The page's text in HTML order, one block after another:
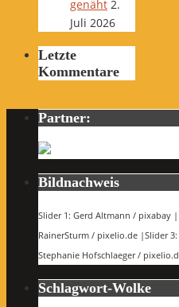
genäht 2.
Juli 2026
Letzte
Kommentare
Partner:
Bildnachweis
Slider 1: Gerd Altmann / pixabay
RainerSturm / pixelio.de |Slider
Stephanie Hofschlaeger /
Schlagwort-Wolke